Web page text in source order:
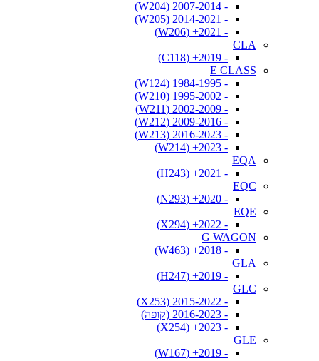
- 2007-2014 (W204)
- 2014-2021 (W205)
- 2021+ (W206)
CLA
- 2019+ (C118)
E CLASS
- 1984-1995 (W124)
- 1995-2002 (W210)
- 2002-2009 (W211)
- 2009-2016 (W212)
- 2016-2023 (W213)
- 2023+ (W214)
EQA
- 2021+ (H243)
EQC
- 2020+ (N293)
EQE
- 2022+ (X294)
G WAGON
- 2018+ (W463)
GLA
- 2019+ (H247)
GLC
- 2015-2022 (X253)
- 2016-2023 (קופה)
- 2023+ (X254)
GLE
- 2019+ (W167)